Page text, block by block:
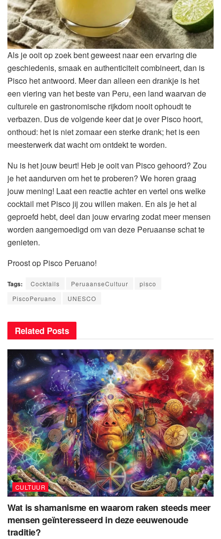
Als je ooit op zoek bent geweest naar een ervaring die
geschiedenis, smaak en authenticiteit combineert, dan is
Pisco het antwoord. Meer dan alleen een drankje is het
een viering van het beste van Peru, een land waarvan de
culturele en gastronomische rijkdom nooit ophoudt te
verbazen. Dus de volgende keer dat je over Pisco hoort,
onthoud: het is niet zomaar een sterke drank; het is een
meesterwerk dat wacht om ontdekt te worden.
Nu is het jouw beurt! Heb je ooit van Pisco gehoord? Zou
je het aandurven om het te proberen? We horen graag
jouw mening! Laat een reactie achter en vertel ons welke
cocktail met Pisco jij zou willen maken. En als je het al
geproefd hebt, deel dan jouw ervaring zodat meer mensen
worden aangemoedigd om van deze Peruaanse schat te
genieten.
Proost op Pisco Peruano!
Tags: Cocktails PeruaanseCultuur
pisco
PiscoPeruano
UNESCO
Related Posts
CULTUUR
Wat is shamanisme en waarom raken steeds meer
mensen geïnteresseerd in deze eeuwenoude
traditie?